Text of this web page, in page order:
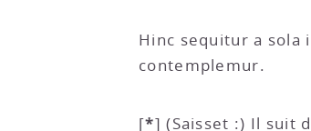
Hinc sequitur a
contemplemur.
[*](Saisset :) Il suit